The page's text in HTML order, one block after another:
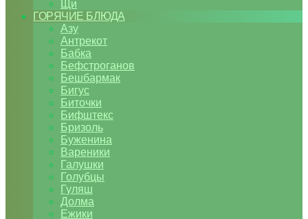
Щи
ГОРЯЧИЕ БЛЮДА
Азу
Антрекот
Бабка
Бефстроганов
Бешбармак
Бигус
Биточки
Бифштекс
Бризоль
Буженина
Вареники
Галушки
Голубцы
Гуляш
Долма
Ежики